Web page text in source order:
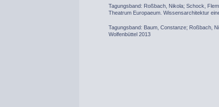
Tagungsband: Roßbach, Nikola; Schock,
Theatrum Europaeum. Wissensarchitektur
Tagungsband: Baum, Constanze; Roßbach,
Wolfenbüttel 2013